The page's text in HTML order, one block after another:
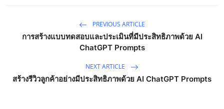
PREVIOUS ARTICLE
การสร้างแบบทดสอบและประเมินที่มีประสิทธิภาพด้วย AI
ChatGPT Prompts
NEXT ARTICLE
สร้างรีวิวลูกค้าอย่างมีประสิทธิภาพด้วย AI ChatGPT Prompts